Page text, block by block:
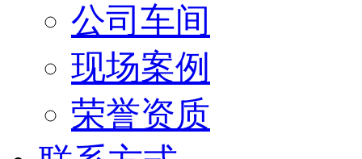
公司车间
现场案例
荣誉资质